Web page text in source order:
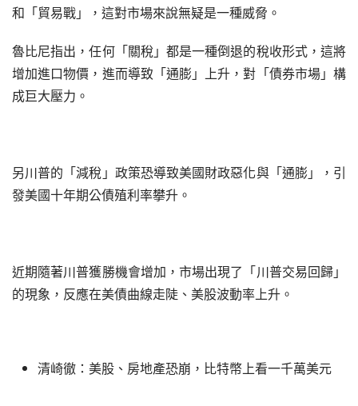
和「貿易戰」，這對市場來說無疑是一種威脅。
魯比尼指出，任何「關稅」都是一種倒退的稅收形式，這將
增加進口物價，進而導致「通膨」上升，對「債券市場」構
成巨大壓力。
另川普的「減稅」政策恐導致美國財政惡化與「通膨」，引
發美國十年期公債殖利率攀升。
近期隨著川普獲勝機會增加，市場出現了「川普交易回歸」
的現象，反應在美債曲線走陡、美股波動率上升。
清崎徹：美股、房地產恐崩，比特幣上看一千萬美元